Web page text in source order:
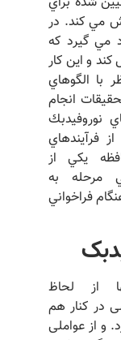
مي كند. در
گيرد كه
و اين كار
الگوهاي
انجام
فرآيندهاي
يكي از
به
فراخواني
از لحاظ
در کنار هم
از عواملی